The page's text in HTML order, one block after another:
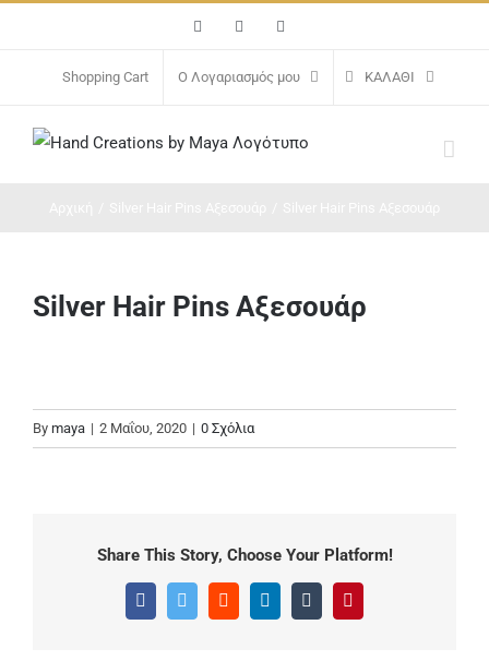
περιεχόμενο
FacebookInstagram
Shopping Cart Ο Λογαριασμός μου ΚΑΛΆΘΙ
Silver Hair Pins Αξεσουάρ
By maya | 2 Μαΐου, 2020 | 0 Σχόλια
Share This Story, Choose Your Platform!
FacebookTwitter Reddit LinkedInTumblr